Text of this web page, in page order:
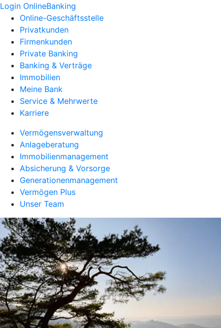
Login OnlineBanking
Online-Geschäftsstelle
Privatkunden
Firmenkunden
Private Banking
Banking & Verträge
Immobilien
Meine Bank
Service & Mehrwerte
Karriere
Vermögensverwaltung
Anlageberatung
Immobilienmanagement
Absicherung & Vorsorge
Generationenmanagement
Vermögen Plus
Unser Team